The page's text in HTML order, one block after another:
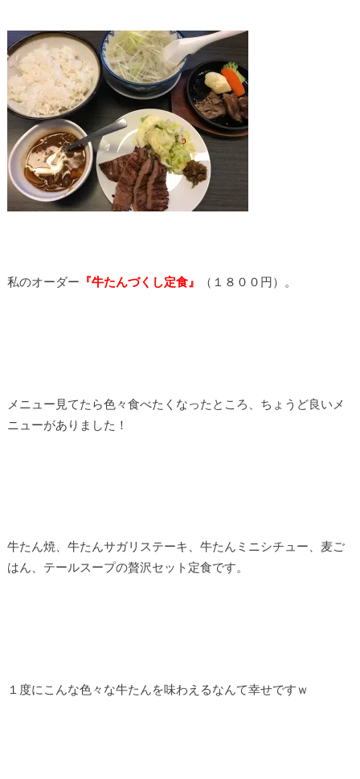
私のオーダー 『牛たんづくし定食』 （１８００円）。
メニュー見てたら色々食べたくなったところ、ちょうど良いメ
ニューがありました！
牛たん焼、牛たんサガリステーキ、牛たんミニシチュー、麦ご
はん、テールスープの贅沢セット定食です。
１度にこんな色々な牛たんを味わえるなんて幸せですｗ